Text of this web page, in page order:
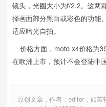
镜头，光圈大小为f/2.2。这两
择画面部分黑白或彩色的功能
适应暗光自拍。
价格方面，moto x4价格为
在欧洲上市，预计不会登陆中
原创文章，作者：editor，如